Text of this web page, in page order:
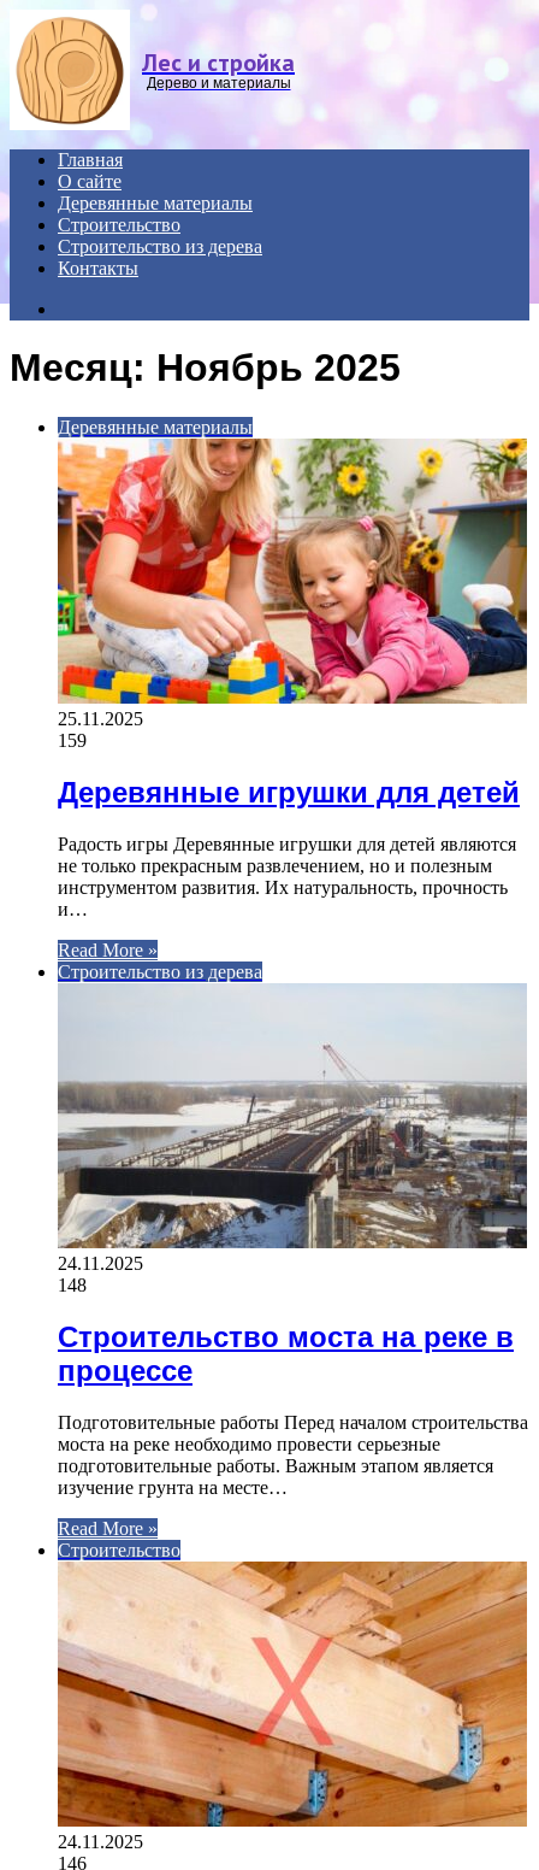
Лес и стройка
Дерево и материалы
Главная
О сайте
Деревянные материалы
Строительство
Строительство из дерева
Контакты
Месяц: Ноябрь 2025
Деревянные материалы
25.11.2025
159
Деревянные игрушки для детей
Радость игры Деревянные игрушки для детей являются
не только прекрасным развлечением, но и полезным
инструментом развития. Их натуральность, прочность
и…
Read More »
Строительство из дерева
24.11.2025
148
Строительство моста на реке в
процессе
Подготовительные работы Перед началом строительства
моста на реке необходимо провести серьезные
подготовительные работы. Важным этапом является
изучение грунта на месте…
Read More »
Строительство
24.11.2025
146